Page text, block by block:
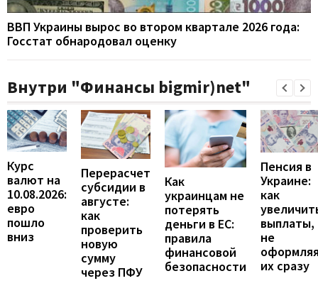
ВВП Украины вырос во втором квартале 2026 года:
Госстат обнародовал оценку
Внутри "Финансы bigmir)net"
Курс
валют на
10.08.2026:
евро
пошло
вниз
Перерасчет
субсидии в
августе:
как
проверить
новую
сумму
через ПФУ
Как
украинцам не
потерять
деньги в ЕС:
правила
финансовой
безопасности
Пенсия в
Украине:
как
выплаты,
не
их сразу